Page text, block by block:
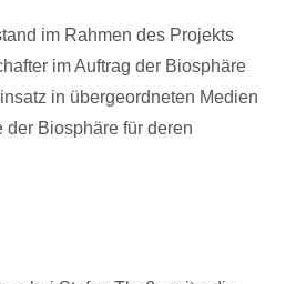
im Rahmen des Projekts
im Auftrag der Biosphäre
in übergeordneten Medien
der Biosphäre für deren